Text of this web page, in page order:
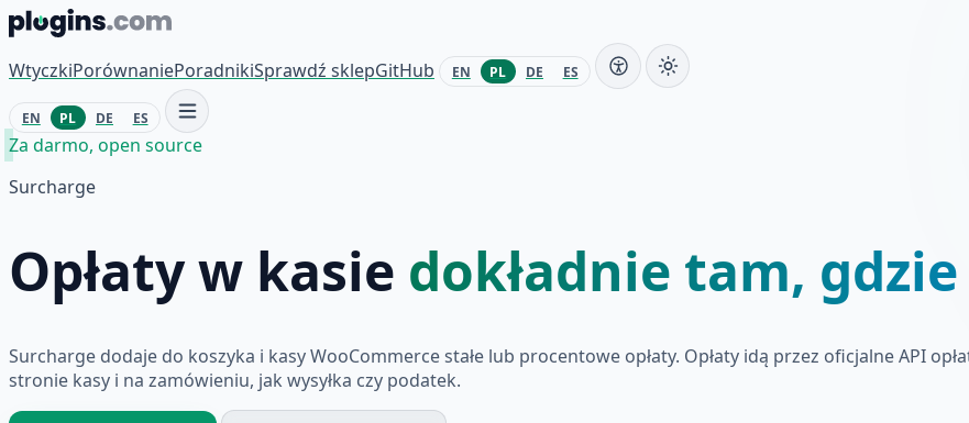
Przejdź do treści
WtyczkiPorównaniePoradnikiSprawdź sklepGitHub EN PL DE ES
EN PL DE ES
Za darmo, open source
Surcharge
Opłaty w kasie dokładnie tam,
Surcharge dodaje do koszyka i kasy WooCommerce stałe lub procentowe opłaty. Opłaty idą przez oficjalne API
stronie kasy i na zamówieniu, jak wysyłka czy podatek.